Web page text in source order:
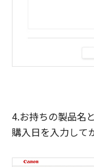
4.お持ちの製品名
購入日を入力して